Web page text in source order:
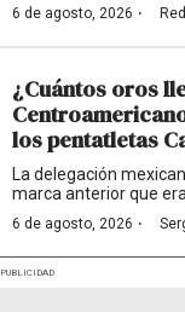
6 de agosto, 2026 ·
¿Cuántos oros
los pentatletas
La delegación
marca anterior que
6 de agosto, 2026 ·
PUBLICIDAD